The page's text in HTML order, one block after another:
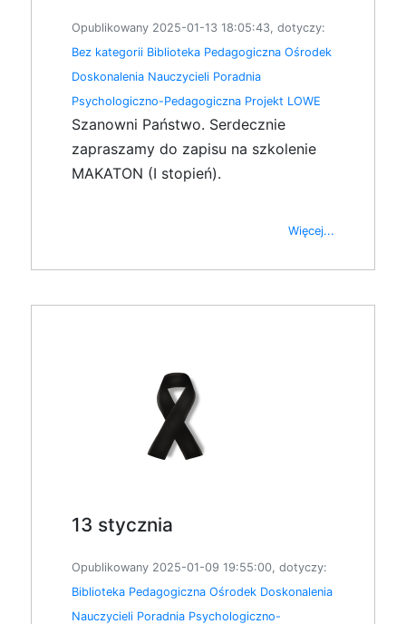
Opublikowany 2025-01-13 18:05:43, dotyczy:
Bez kategorii Biblioteka Pedagogiczna Ośrodek
Doskonalenia Nauczycieli Poradnia
Psychologiczno-Pedagogiczna Projekt LOWE
Szanowni Państwo. Serdecznie
zapraszamy do zapisu na szkolenie
MAKATON (I stopień).
Więcej...
13 stycznia
Opublikowany 2025-01-09 19:55:00, dotyczy:
Biblioteka Pedagogiczna Ośrodek Doskonalenia
Nauczycieli Poradnia Psychologiczno-